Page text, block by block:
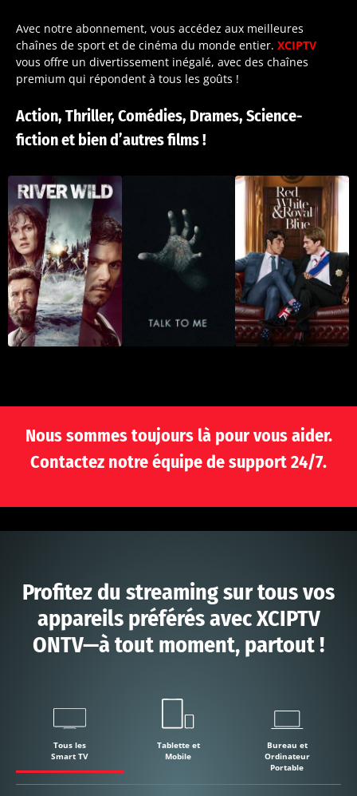
Avec notre abonnement, vous accédez aux meilleures
chaînes de sport et de cinéma du monde entier. XCIPTV
vous offre un divertissement inégalé, avec des chaînes
premium qui répondent à tous les goûts !
Action, Thriller, Comédies, Drames, Science-
fiction et bien d’autres films !
Nous sommes toujours là pour vous aider.
Contactez notre équipe de support 24/7.
Profitez du streaming sur tous vos
appareils préférés avec XCIPTV
ONTV—à tout moment, partout !
Tous les
Smart TV
Tablette et
Mobile
Bureau et
Ordinateur
Portable